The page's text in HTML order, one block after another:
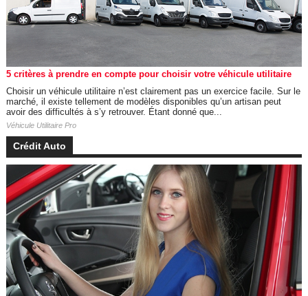
5 critères à prendre en compte pour choisir votre véhicule utilitaire
Choisir un véhicule utilitaire n’est clairement pas un exercice facile. Sur le
marché, il existe tellement de modèles disponibles qu’un artisan peut
avoir des difficultés à s’y retrouver. Étant donné que...
Véhicule Utilitaire Pro
Crédit Auto